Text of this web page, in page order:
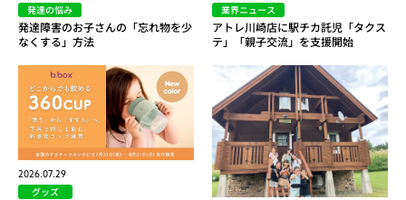
発達の悩み
発達障害のお子さんの「忘れ物を少
なくする」方法
業界ニュース
アトレ川崎店に駅チカ託児「タクス
テ」「親子交流」を支援開始
2026.07.29
グッズ